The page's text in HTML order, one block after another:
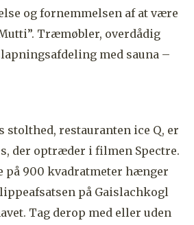
og fornemmelsen af at være
Træmøbler, overdådig
med sauna –
stolthed, restauranten ice Q, er
der optræder i filmen Spectre.
på 900 kvadratmeter hænger
på Gaislachkogl
Tag derop med eller uden